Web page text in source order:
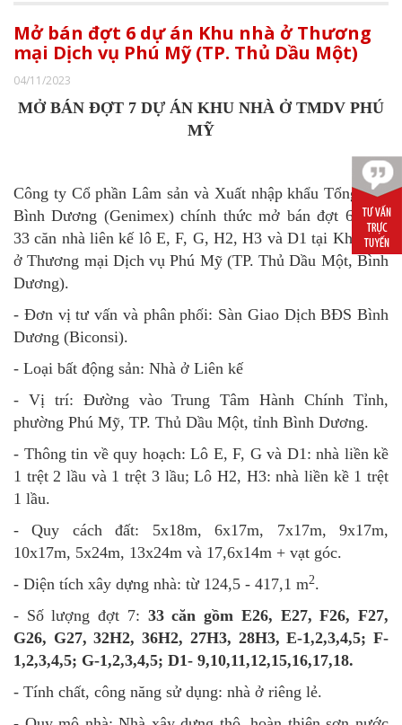
Mở bán đợt 6 dự án Khu nhà ở Thương
mại Dịch vụ Phú Mỹ (TP. Thủ Dầu Một)
04/11/2023
MỞ BÁN ĐỢT 7 DỰ ÁN KHU NHÀ Ở TMDV PHÚ
MỸ
Công ty Cổ phần Lâm sản và Xuất nhập khẩu Tổng hợp
Bình Dương (Genimex) chính thức mở bán đợt 6 gồm
33 căn nhà liên kế lô E, F, G, H2, H3 và D1 tại Khu nhà
ở Thương mại Dịch vụ Phú Mỹ (TP. Thủ Dầu Một, Bình
Dương).
- Đơn vị tư vấn và phân phối: Sàn Giao Dịch BĐS Bình
Dương (Biconsi).
- Loại bất động sản: Nhà ở Liên kế
- Vị trí: Đường vào Trung Tâm Hành Chính Tỉnh,
phường Phú Mỹ, TP. Thủ Dầu Một, tỉnh Bình Dương.
- Thông tin về quy hoạch: Lô E, F, Gvà D1: nhà liền kề
1 trệt2 lầu và 1 trệt 3 lầu; Lô H2, H3: nhà liền kề 1 trệt
1 lầu.
- Quy cách đất: 5x18m, 6x17m, 7x17m, 9x17m,
10x17m, 5x24m, 13x24m và 17,6x14m + vạt góc.
- Diện tích xây dựng nhà: từ 124,5 - 417,1 m2.
- Số lượng đợt 7: 33 căn gồm E26, E27, F26, F27,
G26, G27, 32H2, 36H2, 27H3, 28H3, E-1,2,3,4,5; F-
1,2,3,4,5; G-1,2,3,4,5; D1- 9,10,11,12,15,16,17,18.
- Tính chất, công năng sử dụng: nhà ở riêng lẻ.